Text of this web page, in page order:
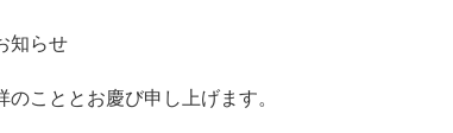
知らせ
こととお慶び申し上げます。